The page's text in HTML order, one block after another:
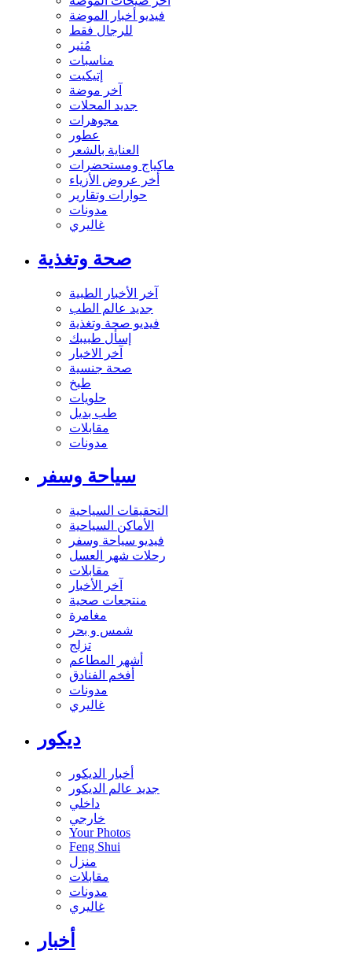
فيديو أخبار الموضة
للرجال فقط
مُثير
مناسبات
إتيكيت
آخر موضة
جديد المحلات
مجوهرات
عطور
العناية بالشعر
ماكياج ومستحضرات
أخر عروض الأزياء
حوارات وتقارير
مدونات
غاليري
صحة وتغذية
آخر الأخبار الطبية
جديد عالم الطب
فيديو صحة وتغذية
إسأل طبيبك
آخر الاخبار
صحة جنسية
طبخ
حلويات
طب بديل
مقابلات
مدونات
سياحة وسفر
التحقيقات السياحية
الأماكن السياحية
فيديو سياحة وسفر
رحلات شهر العسل
مقابلات
آخر الأخبار
منتجعات صحية
مغامرة
شمس و بحر
تزلج
أشهر المطاعم
أفخم الفنادق
مدونات
غاليري
ديكور
أخبار الديكور
جديد عالم الديكور
داخلي
خارجي
Your Photos
Feng Shui
منزل
مقابلات
مدونات
غاليري
أخبار